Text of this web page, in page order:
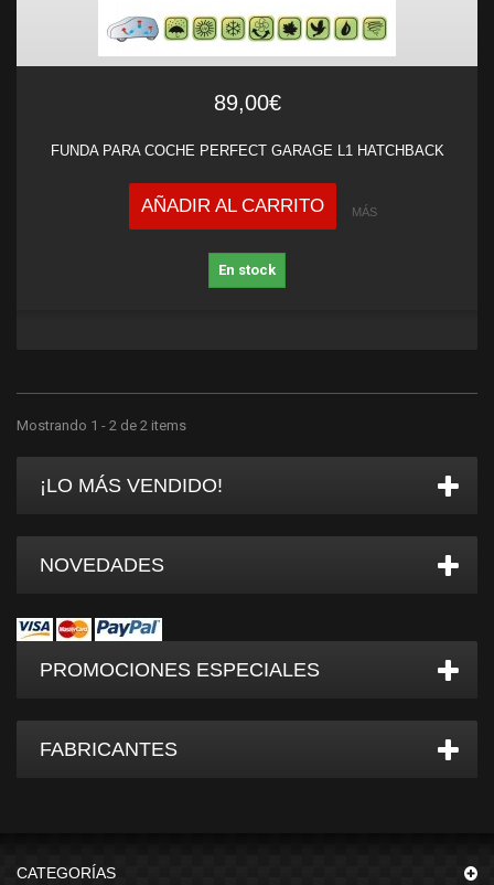
89,00€
FUNDA PARA COCHE PERFECT GARAGE L1 HATCHBACK
AÑADIR AL CARRITO MÁS
En stock
Mostrando 1 - 2 de 2 items
¡LO MÁS VENDIDO!
NOVEDADES
PROMOCIONES ESPECIALES
FABRICANTES
CATEGORÍAS